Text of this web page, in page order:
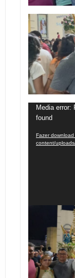
Tocador
de
vídeo
Media error:
found
Fazer
content/